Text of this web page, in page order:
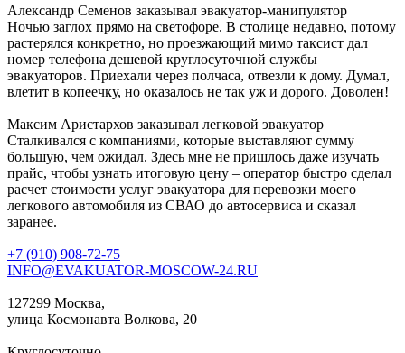
Александр Семенов заказывал эвакуатор-манипулятор
Ночью заглох прямо на светофоре. В столице недавно, потому
растерялся конкретно, но проезжающий мимо таксист дал
номер телефона дешевой круглосуточной службы
эвакуаторов. Приехали через полчаса, отвезли к дому. Думал,
влетит в копеечку, но оказалось не так уж и дорого. Доволен!
Максим Аристархов заказывал легковой эвакуатор
Сталкивался с компаниями, которые выставляют сумму
большую, чем ожидал. Здесь мне не пришлось даже изучать
прайс, чтобы узнать итоговую цену – оператор быстро сделал
расчет стоимости услуг эвакуатора для перевозки моего
легкового автомобиля из СВАО до автосервиса и сказал
заранее.
+7 (910) 908-72-75
INFO@EVAKUATOR-MOSCOW-24.RU
127299 Москва,
улица Космонавта Волкова, 20